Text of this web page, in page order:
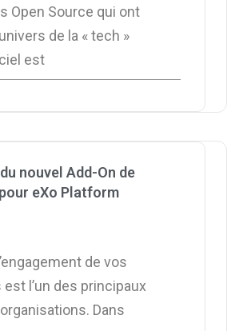
Open Source qui ont
de la « tech »
est
nouvel Add-On de
eXo Platform
de vos
l’un des principaux
Dans